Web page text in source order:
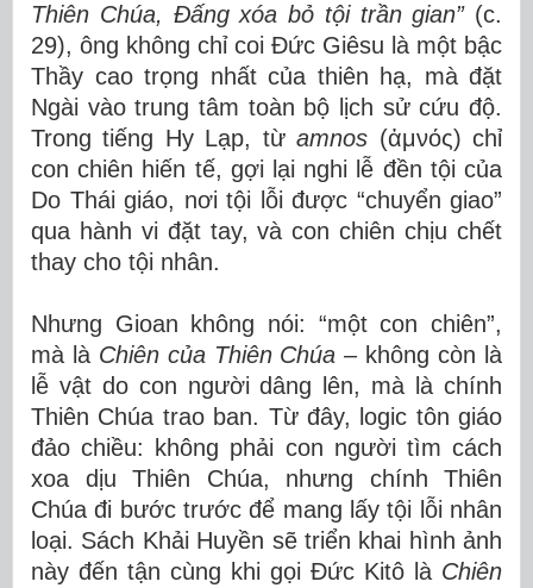
Thiên Chúa, Đấng xóa bỏ tội trần gian” (c.
29), ông không chỉ coi Đức Giêsu là một bậc
Thầy cao trọng nhất của thiên hạ, mà đặt
Ngài vào trung tâm toàn bộ lịch sử cứu độ.
Trong tiếng Hy Lạp, từamnos (ἀμνός) chỉ
con chiên hiến tế, gợi lại nghi lễ đền tội của
Do Thái giáo, nơi tội lỗi được “chuyển giao”
qua hành vi đặt tay, và con chiên chịu chết
thay cho tội nhân.
Nhưng Gioan không nói: “một con chiên”,
mà là Chiên của Thiên Chúa – không còn là
lễ vật do con người dâng lên, mà là chính
Thiên Chúa trao ban. Từ đây, logic tôn giáo
đảo chiều: không phải con người tìm cách
xoa dịu Thiên Chúa, nhưng chính Thiên
Chúa đi bước trước để mang lấy tội lỗi nhân
loại. Sách Khải Huyền sẽ triển khai hình ảnh
này đến tận cùng khi gọi Đức Kitô là Chiên